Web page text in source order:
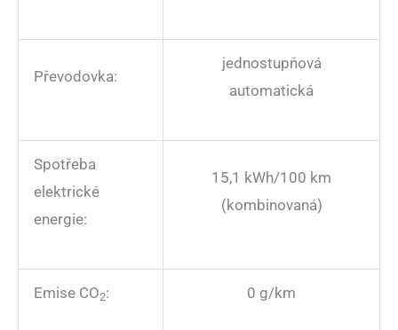
Převodovka:
jednostupňová
automatická
Spotřeba
elektrické
energie:
15,1 kWh/100 km
(kombinovaná)
Emise CO2: 0 g/km